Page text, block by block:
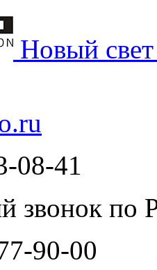
Новый
08-41
звонок по
90-00